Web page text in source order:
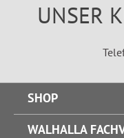
UNSER
SHOP
WALHALLA